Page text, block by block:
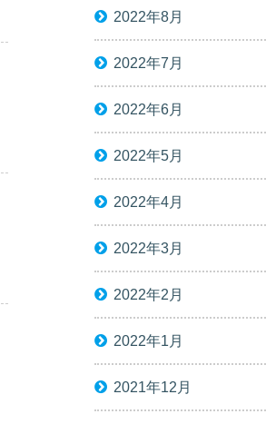
2022年8月
2022年7月
2022年6月
2022年5月
2022年4月
2022年3月
2022年2月
2022年1月
2021年12月